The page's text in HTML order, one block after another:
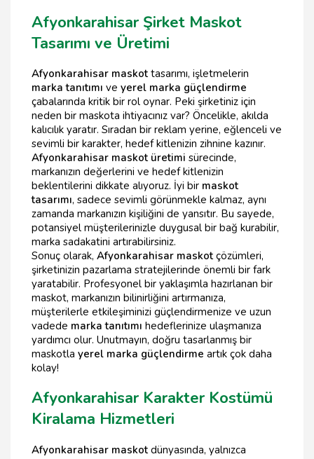
Afyonkarahisar Şirket Maskot
Tasarımı ve Üretimi
Afyonkarahisar maskot tasarımı, işletmelerin
marka tanıtımı ve yerel marka güçlendirme
çabalarında kritik bir rol oynar. Peki şirketiniz için
neden bir maskota ihtiyacınız var? Öncelikle, akılda
kalıcılık yaratır. Sıradan bir reklam yerine, eğlenceli ve
sevimli bir karakter, hedef kitlenizin zihnine kazınır.
Afyonkarahisar maskot üretimi sürecinde,
markanızın değerlerini ve hedef kitlenizin
beklentilerini dikkate alıyoruz. İyi bir maskot
tasarımı, sadece sevimli görünmekle kalmaz, aynı
zamanda markanızın kişiliğini de yansıtır. Bu sayede,
potansiyel müşterilerinizle duygusal bir bağ kurabilir,
marka sadakatini artırabilirsiniz.
Sonuç olarak, Afyonkarahisar maskot çözümleri,
şirketinizin pazarlama stratejilerinde önemli bir fark
yaratabilir. Profesyonel bir yaklaşımla hazırlanan bir
maskot, markanızın bilinirliğini artırmanıza,
müşterilerle etkileşiminizi güçlendirmenize ve uzun
vadede marka tanıtımı hedeflerinize ulaşmanıza
yardımcı olur. Unutmayın, doğru tasarlanmış bir
maskotla yerel marka güçlendirme artık çok daha
kolay!
Afyonkarahisar Karakter Kostümü
Kiralama Hizmetleri
Afyonkarahisar maskot dünyasında, yalnızca